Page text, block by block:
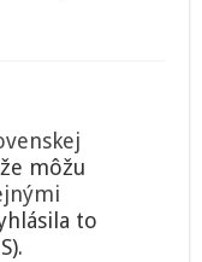
môžu
to